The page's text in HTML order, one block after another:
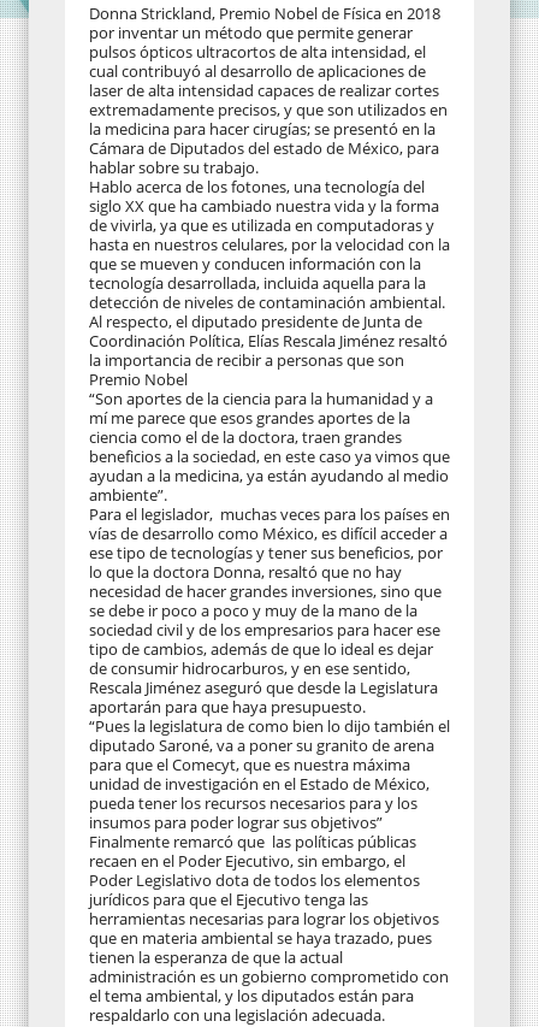
Donna Strickland, Premio Nobel de Física en 2018
por inventar un método que permite generar
pulsos ópticos ultracortos de alta intensidad, el
cual contribuyó al desarrollo de aplicaciones de
laser de alta intensidad capaces de realizar cortes
extremadamente precisos, y que son utilizados en
la medicina para hacer cirugías; se presentó en la
Cámara de Diputados del estado de México, para
hablar sobre su trabajo.
Hablo acerca de los fotones, una tecnología del
siglo XX que ha cambiado nuestra vida y la forma
de vivirla, ya que es utilizada en computadoras y
hasta en nuestros celulares, por la velocidad con la
que se mueven y conducen información con la
tecnología desarrollada, incluida aquella para la
detección de niveles de contaminación ambiental.
Al respecto, el diputado presidente de Junta de
Coordinación Política, Elías Rescala Jiménez resaltó
la importancia de recibir a personas que son
Premio Nobel
“Son aportes de la ciencia para la humanidad y a
mí me parece que esos grandes aportes de la
ciencia como el de la doctora, traen grandes
beneficios a la sociedad, en este caso ya vimos que
ayudan a la medicina, ya están ayudando al medio
ambiente”.
Para el legislador, muchas veces para los países en
vías de desarrollo como México, es difícil acceder a
ese tipo de tecnologías y tener sus beneficios, por
lo que la doctora Donna, resaltó que no hay
necesidad de hacer grandes inversiones, sino que
se debe ir poco a poco y muy de la mano de la
sociedad civil y de los empresarios para hacer ese
tipo de cambios, además de que lo ideal es dejar
de consumir hidrocarburos, y en ese sentido,
Rescala Jiménez aseguró que desde la Legislatura
aportarán para que haya presupuesto.
“Pues la legislatura de como bien lo dijo también el
diputado Saroné, va a poner su granito de arena
para que el Comecyt, que es nuestra máxima
unidad de investigación en el Estado de México,
pueda tener los recursos necesarios para y los
insumos para poder lograr sus objetivos”
Finalmente remarcó que las políticas públicas
recaen en el Poder Ejecutivo, sin embargo, el
Poder Legislativo dota de todos los elementos
jurídicos para que el Ejecutivo tenga las
herramientas necesarias para lograr los objetivos
que en materia ambiental se haya trazado, pues
tienen la esperanza de que la actual
administración es un gobierno comprometido con
el tema ambiental, y los diputados están para
respaldarlo con una legislación adecuada.